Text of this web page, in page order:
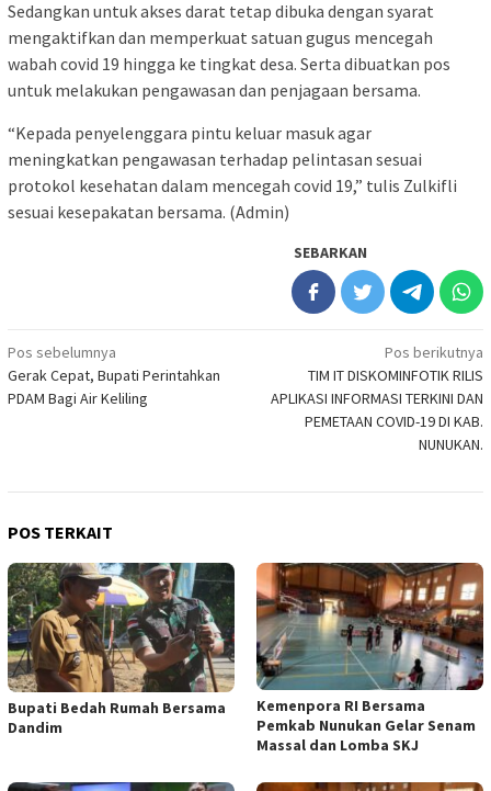
Sedangkan untuk akses darat tetap dibuka dengan syarat
mengaktifkan dan memperkuat satuan gugus mencegah
wabah covid 19 hingga ke tingkat desa. Serta dibuatkan pos
untuk melakukan pengawasan dan penjagaan bersama.
“Kepada penyelenggara pintu keluar masuk agar
meningkatkan pengawasan terhadap pelintasan sesuai
protokol kesehatan dalam mencegah covid 19,” tulis Zulkifli
sesuai kesepakatan bersama. (Admin)
SEBARKAN
Navigasi
pos
Pos sebelumnya
Gerak Cepat, Bupati Perintahkan
PDAM Bagi Air Keliling
Pos berikutnya
TIM IT DISKOMINFOTIK RILIS
APLIKASI INFORMASI TERKINI DAN
PEMETAAN COVID-19 DI KAB.
NUNUKAN.
POS TERKAIT
Bupati Bedah Rumah Bersama
Dandim
Kemenpora RI Bersama
Pemkab Nunukan Gelar Senam
Massal dan Lomba SKJ